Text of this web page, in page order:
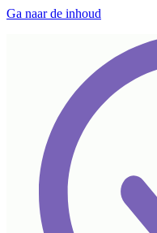
Ga naar de inhoud